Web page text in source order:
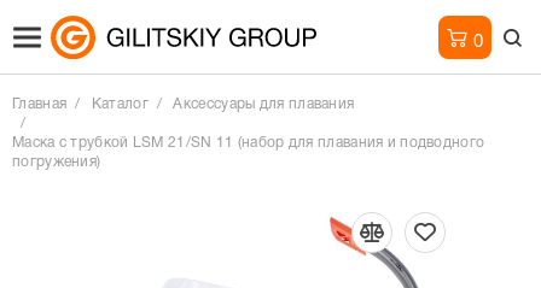
0
Главная Каталог Аксессуары для плавания
Маска с трубкой LSM 21/SN 11 (набор для плавания и подводного
погружения)